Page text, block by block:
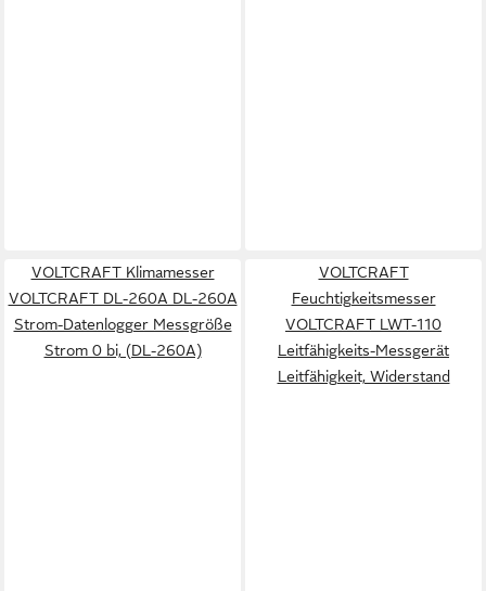
VOLTCRAFT Klimamesser
VOLTCRAFT DL-260A DL-260A
Strom-Datenlogger Messgröße
Strom 0 bi, (DL-260A)
VOLTCRAFT
Feuchtigkeitsmesser
VOLTCRAFT LWT-110
Leitfähigkeits-Messgerät
Leitfähigkeit, Widerstand